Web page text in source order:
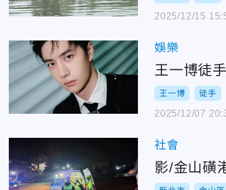
2025/12/15
娛樂
王一博徒
王一博 徒手
2025/12/07
社會
影/金山磺